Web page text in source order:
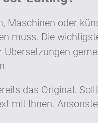
Maschinen oder
muss. Die
das Original.
mit Ihnen.